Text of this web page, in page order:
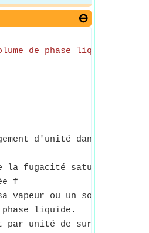
de phase liquide
d'unité dans la
fugacité saturée d'une
f
ou un solide
liquide.
par unité de surface